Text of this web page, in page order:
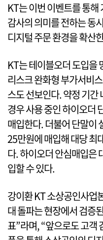
KT는 이번 이벤트를 통
감사의 의미를 전하는 동
디지털 주문 환경을 확산
KT는 테이블오더 도입을
리스크 완화형 부가서비
스도 선보인다. 약정 기간
경우 사용 중인 하이오더
매입한다. 더불어 단말이
25만원에 매입해 대당 최
다. 하이오더 안심매입은
입할 수 있다.
강이환 KT 소상공인사업
대 돌파는 현장에서 검증
표”라며, “앞으로도 고객